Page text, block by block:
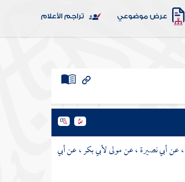
عرض موضوعي تراجم الأعلام
، عنأبي نصيرة، عنمولى لأبي بكر، عنأبي